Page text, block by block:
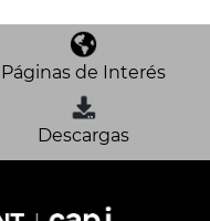
Páginas de Interés
Descargas